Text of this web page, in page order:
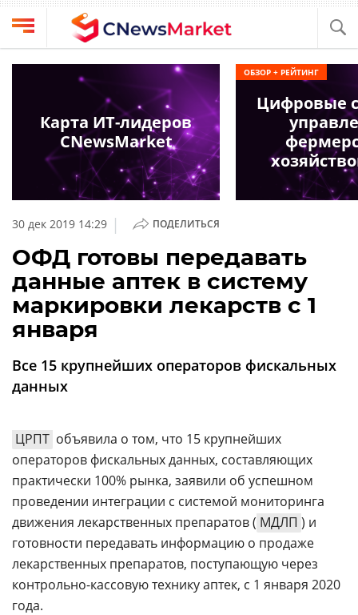
Выбрать
провайдера
Компании
обзоры
кабинет
О
проекте
CNews
Аналитика
Конференции
ТВ
Об
издании
Реклама
Вакансии
Контакты
Max
Дзен
VK
Rutube
CNews
Конференции
Техника
30 дек 2019 14:29 | ПОДЕЛИТЬСЯ
ОФД готовы передавать
данные аптек в систему
маркировки лекарств с 1
января
Все 15 крупнейших операторов фискальных
данных
ЦРПТ объявила о том, что 15 крупнейших
операторов фискальных данных, составляющих
практически 100% рынка, заявили об успешном
проведении интеграции с системой мониторинга
движения лекарственных препаратов ( МДЛП ) и
готовности передавать информацию о продаже
лекарственных препаратов, поступающую через
контрольно-кассовую технику аптек, с 1 января 2020
года.
Карта ИТ-лидеров
CNewsMarket
Цифровые
ОБЗОР + РЕЙТИНГ